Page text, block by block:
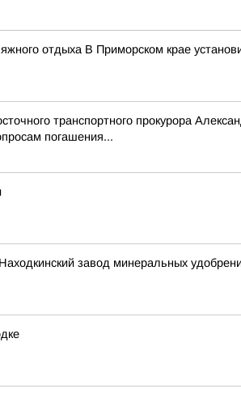
отдыха В Приморском крае
транспортного прокурора
погашения...
завод минеральных